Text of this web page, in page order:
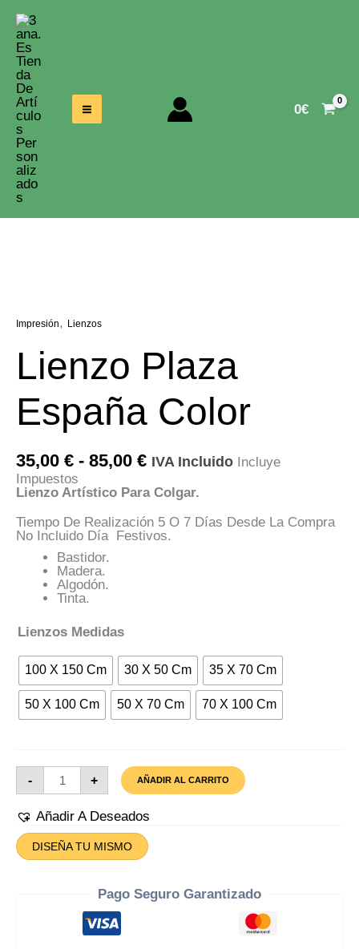
Contenido
0€
Impresión, Lienzos
Lienzo Plaza
España Color
35,00 € - 85,00 €Rango
De
Precios:
Desde
35,00 €
Hasta
85,00 €
IVA Incluido Incluye
Impuestos
Lienzo Artístico Para Colgar.
Tiempo De Realización 5 O 7 Días Desde La Compra
No Incluido Día Festivos.
Bastidor.
Madera.
Algodón.
Tinta.
Lienzos Medidas
100 X 150 Cm 30 X 50 Cm 35 X 70 Cm
50 X 100 Cm 50 X 70 Cm 70 X 100 Cm
-
Lienzo
Plaza
Color
+ AÑADIR AL CARRITO
Añadir A Deseados
DISEÑA TU MISMO
Pago Seguro Garantizado